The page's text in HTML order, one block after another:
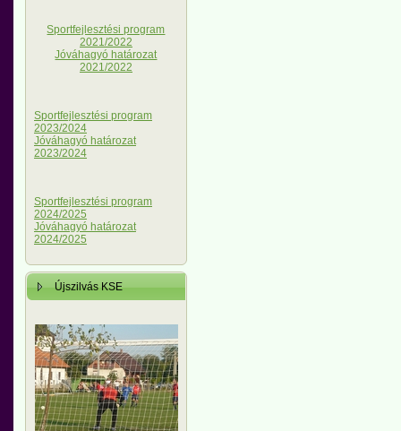
Sportfejlesztési program
2021/2022
Jóváhagyó határozat
2021/2022
Sportfejlesztési program
2023/2024
Jóváhagyó határozat
2023/2024
Sportfejlesztési program
2024/2025
Jóváhagyó határozat
2024/2025
Újszilvás KSE